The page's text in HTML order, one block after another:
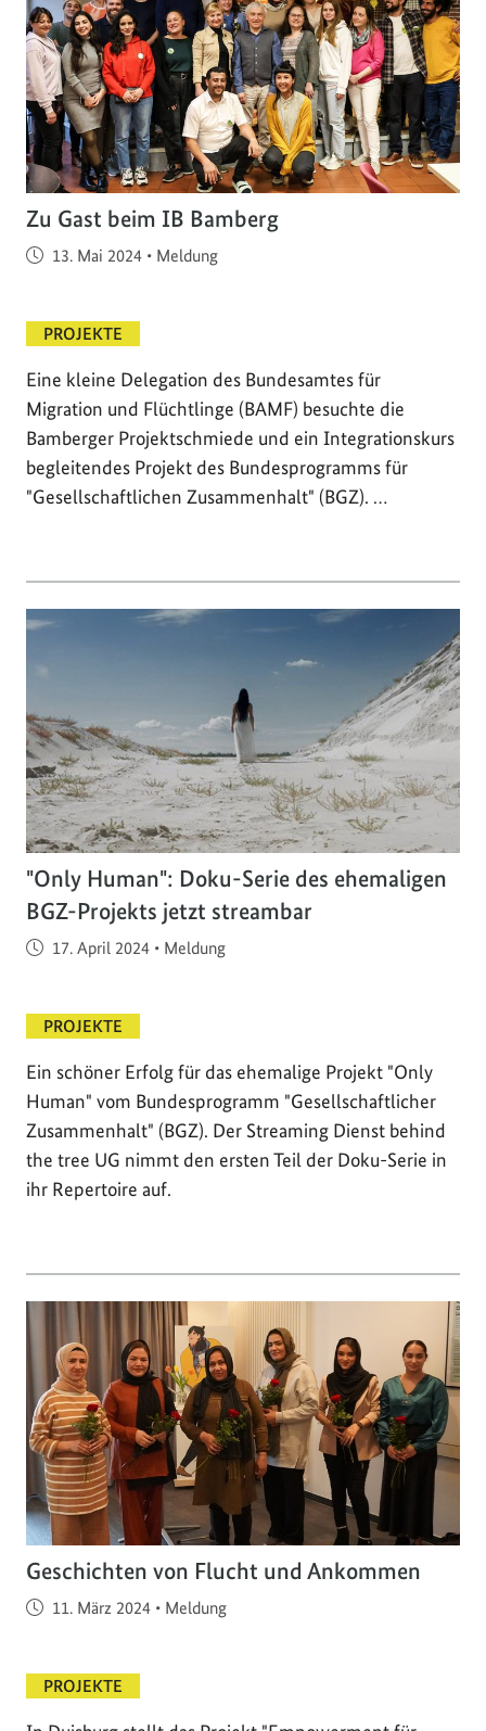
Zu Gast beim IB Bamberg
Veröffentlicht am
13. Mai 2024 • Meldung
PROJEKTE
Eine kleine Delegation des Bundesamtes für
Migration und Flüchtlinge (BAMF) besuchte die
Bamberger Projektschmiede und ein Integrationskurs
begleitendes Projekt des Bundesprogramms für
"Gesellschaftlichen Zusammenhalt" (BGZ). …
"Only Human": Doku-Serie des ehemaligen
BGZ-Projekts jetzt streambar
Veröffentlicht am
17. April 2024 • Meldung
PROJEKTE
Ein schöner Erfolg für das ehemalige Projekt "Only
Human" vom Bundesprogramm "Gesellschaftlicher
Zusammenhalt" (BGZ). Der Streaming Dienst behind
the tree UG nimmt den ersten Teil der Doku-Serie in
ihr Repertoire auf.
Geschichten von Flucht und Ankommen
Veröffentlicht am
11. März 2024 • Meldung
PROJEKTE